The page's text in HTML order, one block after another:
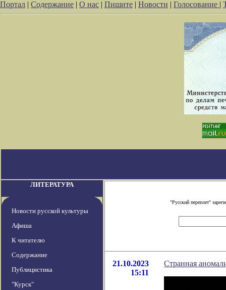
Портал | Содержание | О нас | Пишите | Новости | Голосование |
ЛИТЕРАТУРА
Новости русской культуры
Афиша
К читателю
Содержание
Публицистика
"Курск"
"Русский переплет"
21.10.2023
15:11
Странная